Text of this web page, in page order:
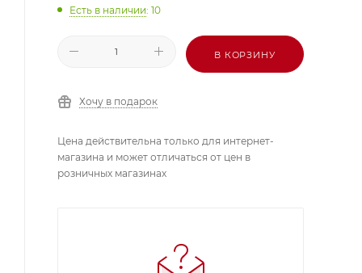
Есть в наличии: 10
В КОРЗИНУ
Хочу в подарок
Цена действительна только для интернет-
магазина и может отличаться от цен в
розничных магазинах